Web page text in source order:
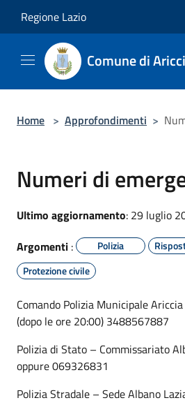
Regione Lazio
Comune di
Home > Approfondimenti >
Numeri di
Ultimo aggiornamento: 29 luglio
Argomenti : Polizia
Protezione civile
Comando Polizia Municipale
(dopo le ore 20:00) 3488567887
Polizia di Stato – Commissariato
oppure 069326831
Polizia Stradale – Sede Albano